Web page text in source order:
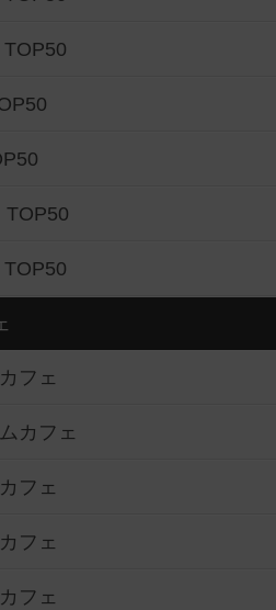
TOP50
フェ
カフェ
フェ
フェ
フェ